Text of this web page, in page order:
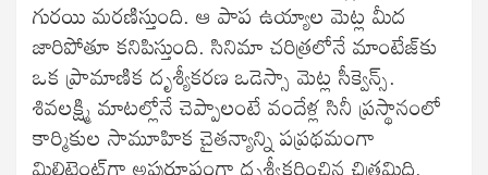
గురయి మరణిస్తుంది. ఆ పాప ఉయ్యాల మెట్ల మీద
జారిపోతూ కనిపిస్తుంది. సినిమా చరిత్రలోనే మాంటేజ్‍కు
ఒక ప్రామాణిక దృశ్యీకరణ ఒడెస్సా మెట్ల సీక్వెన్స్.
శివలక్ష్మి మాటల్లోనే చెప్పాలంటే వందేళ్ల సినీ ప్రస్థానంలో
కార్మికుల సామూహిక చైతన్యాన్ని పప్రథమంగా